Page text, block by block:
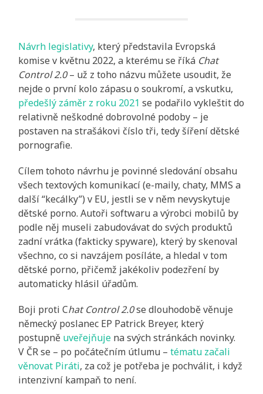
Návrh legislativy, který představila Evropská
komise v květnu 2022, a kterému se říká Chat
Control 2.0– už z toho názvu můžete usoudit, že
nejde o první kolo zápasu o soukromí, a vskutku,
předešlý záměr z roku 2021 se podařilo vykleštit do
relativně neškodné dobrovolné podoby – je
postaven na strašákovi číslo tři, tedy šíření dětské
pornografie.
Cílem tohoto návrhu je povinné sledování obsahu
všech textových komunikací (e-maily, chaty, MMS a
další “kecálky”) v EU, jestli se v něm nevyskytuje
dětské porno. Autoři softwaru a výrobci mobilů by
podle něj museli zabudovávat do svých produktů
zadní vrátka (fakticky spyware), který by skenoval
všechno, co si navzájem posíláte, a hledal v tom
dětské porno, přičemž jakékoliv podezření by
automaticky hlásil úřadům.
Boji proti Chat Control 2.0se dlouhodobě věnuje
německý poslanec EP Patrick Breyer, který
postupně uveřejňuje na svých stránkách novinky.
V ČR se – po počátečním útlumu –tématu začali
věnovat Piráti, za což je potřeba je pochválit, i když
intenzivní kampaň to není.